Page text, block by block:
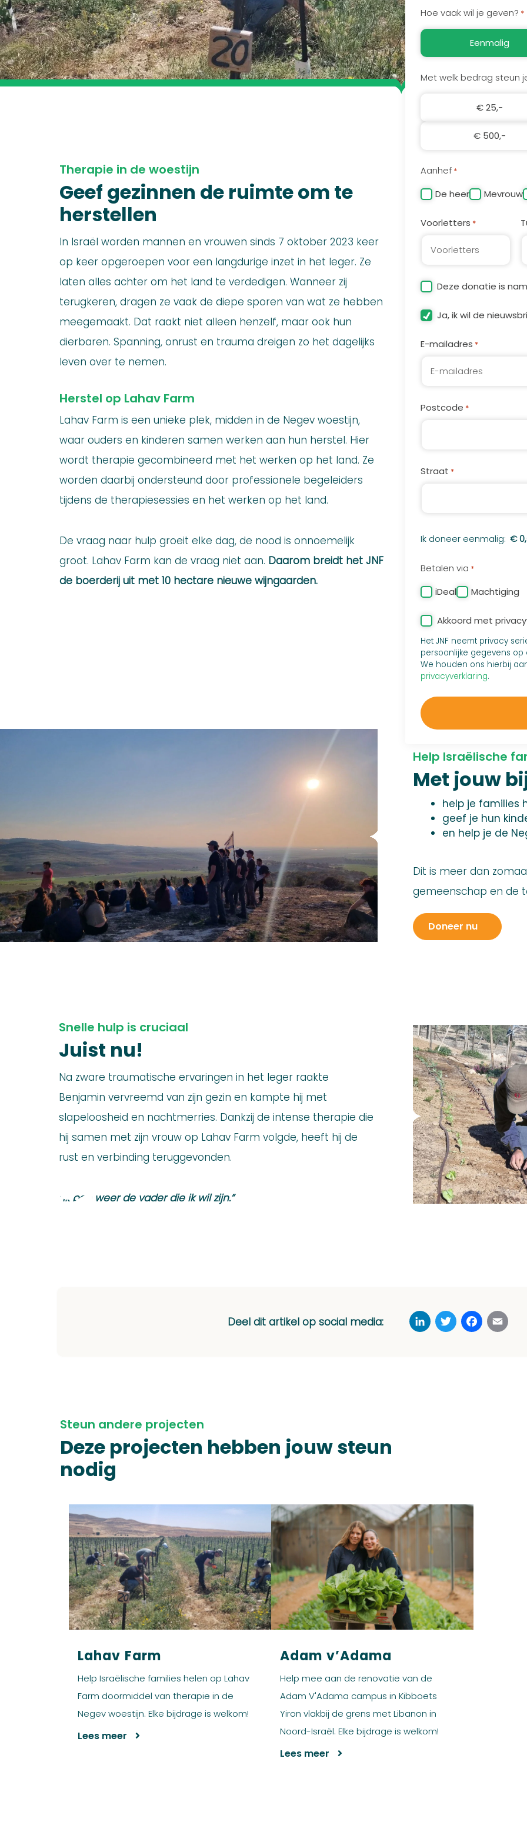
Hoe vaak wil je geven? *
Eenmalig
Met welk bedrag steun
€ 25,-
€ 500,-
Aanhef *
De heer Mevrouw
Voorletters *
Organisatie
Deze donatie is
Nieuwsbrief
Ja, ik wil de
E-mailadres *
Postcode *
Straat *
Totaal
iDeal
Ik doneer eenmalig:
Betalen via *
iDeal Machtiging
PrivacyAkkoord met
Het JNF neemt privacy
persoonlijke gegevens
We houden ons hierbij
privacyverklaring.
Therapie in de woestijn
Geef gezinnen de ruimte om te
herstellen
In Israël worden mannen en vrouwen sinds 7 oktober 2023 keer
op keer opgeroepen voor een langdurige inzet in het leger. Ze
laten alles achter om het land te verdedigen. Wanneer zij
terugkeren, dragen ze vaak de diepe sporen van wat ze hebben
meegemaakt. Dat raakt niet alleen henzelf, maar ook hun
dierbaren. Spanning, onrust en trauma dreigen zo het dagelijks
leven over te nemen.
Herstel op Lahav Farm
Lahav Farm is een unieke plek, midden in de Negev woestijn,
waar ouders en kinderen samen werken aan hun herstel. Hier
wordt therapie gecombineerd met het werken op het land. Ze
worden daarbij ondersteund door professionele begeleiders
tijdens de therapiesessies en het werken op het land.
De vraag naar hulp groeit elke dag, de nood is onnoemelijk
groot. Lahav Farm kan de vraag niet aan. Daarom breidt het JNF
de boerderij uit met 10 hectare nieuwe wijngaarden.
Help Israëlische
Met jouw
help je families
geef je hun
en help je de
Dit is meer dan
gemeenschap en de
Doneer nu
Snelle hulp is cruciaal
Juist nu!
Na zware traumatische ervaringen in het leger raakte
Benjamin vervreemd van zijn gezin en kampte hij met
slapeloosheid en nachtmerries. Dankzij de intense therapie die
hij samen met zijn vrouw op Lahav Farm volgde, heeft hij de
rust en verbinding teruggevonden.
“Ik ben weer de vader die ik wil zijn.”
Deel dit artikel op social media:
LinkedInTwitter
Steun andere projecten
Deze projecten hebben jouw steun
nodig
Lahav Farm
Help Israëlische families helen op Lahav
Farm doormiddel van therapie in de
Negev woestijn. Elke bijdrage is welkom!
Lees meer
Adam v’Adama
Help mee aan de renovatie van de
Adam V'Adama campus in Kibboets
Yiron vlakbij de grens met Libanon in
Noord-Israël. Elke bijdrage is welkom!
Lees meer